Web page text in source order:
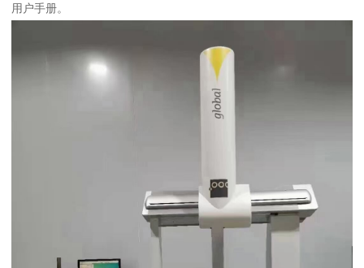
用户手册。